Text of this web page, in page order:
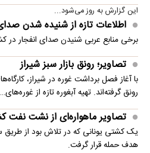
این گزارش به روز می‌شود...
اطلاعات تازه از شنیده شدن
برخی منابع عربی شنیدن صدای انفجار در
تصاویر؛ رونق بازار سبز شیراز
با آغاز فصل برداشت غوره در شیراز،
رونق گرفته‌اند. تهیه آبغوره تازه از غوره‌های…
تصاویر ماهواره‌ای از نشت نفت
یک کشتی یونانی که در تلاش بود از طریق
هدف حمله قرار گرفت.